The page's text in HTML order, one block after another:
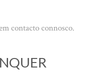
contacto connosco.